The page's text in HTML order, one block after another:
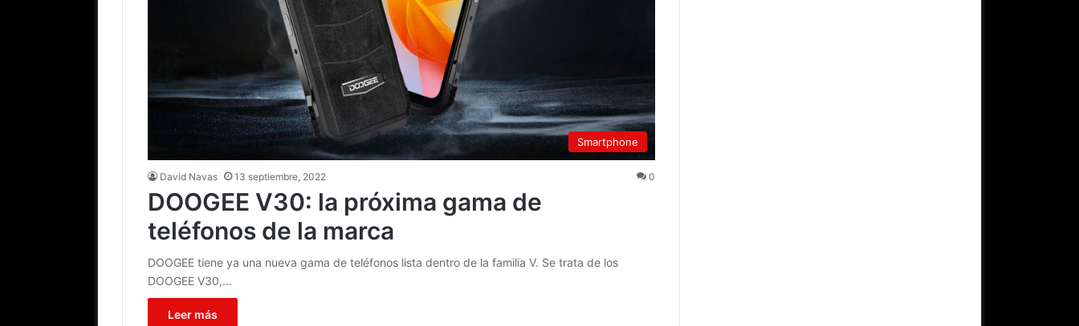
Smartphone
David Navas 13 septiembre, 2022 0
DOOGEE V30: la próxima gama de
teléfonos de la marca
DOOGEE tiene ya una nueva gama de teléfonos lista dentro de la familia V. Se trata de los
DOOGEE V30,…
Leer más